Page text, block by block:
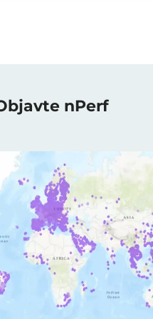
nPerf